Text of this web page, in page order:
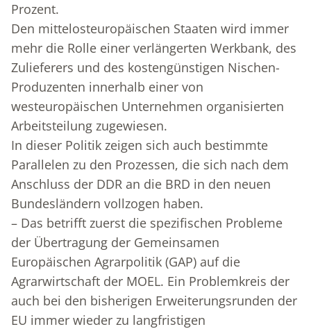
Prozent.
Den mittelosteuropäischen Staaten wird immer
mehr die Rolle einer verlängerten Werkbank, des
Zulieferers und des kostengünstigen Nischen-
Produzen­ten innerhalb einer von
westeuropäischen Unternehmen organisierten
Arbeitsteilung zugewiesen.
In dieser Politik zeigen sich auch bestimmte
Parallelen zu den Prozessen, die sich nach dem
Anschluss der DDR an die BRD in den neuen
Bundesländern vollzogen haben.
– Das betrifft zuerst die spezifischen Probleme
der Übertragung der Gemeinsamen
Europäischen Agrarpolitik (GAP) auf die
Agrarwirtschaft der MOEL. Ein Problemkreis der
auch bei den bisherigen Erweiterungsrunden der
EU immer wieder zu langfristigen